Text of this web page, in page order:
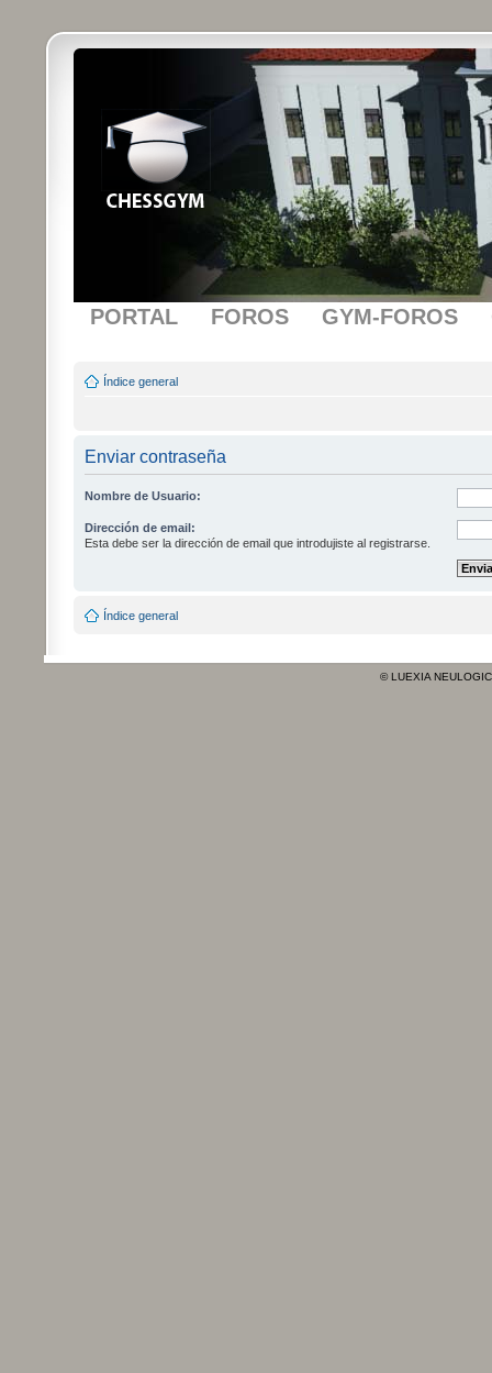
PORTAL FOROS GYM-FOROS
Índice general
Enviar contraseña
Nombre de Usuario:
Dirección de email:
Esta debe ser la dirección de email que introdujiste al registrarse.
Índice general
© LUEXIA